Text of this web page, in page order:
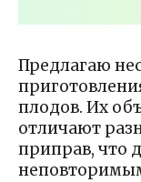
Предлагаю
плодов. Их
отличают
приправ, что